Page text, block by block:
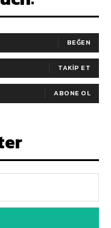
BEĞEN
TAKIP ET
ABONE OL